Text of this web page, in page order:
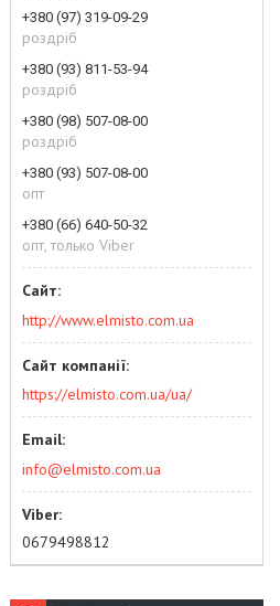
+380 (97) 319-09-29
роздріб
+380 (93) 811-53-94
роздріб
+380 (98) 507-08-00
роздріб
+380 (93) 507-08-00
опт
+380 (66) 640-50-32
опт, только Viber
http://www.elmisto.com.ua
https://elmisto.com.ua/ua/
info@elmisto.com.ua
0679498812